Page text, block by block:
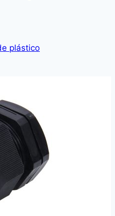
plástico